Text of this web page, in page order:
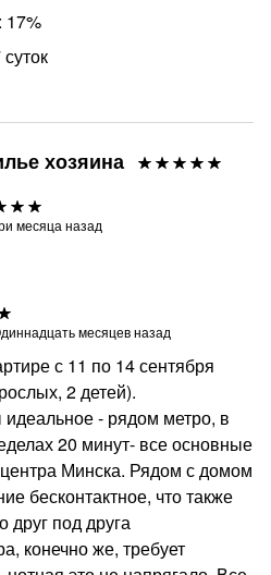
17%
хозяина
месяца назад
месяцев назад
с 11 по 14 сентября
2 детей).
- рядом метро, в
20 минут- все основные
Минска. Рядом с домом
бесконтактное, что также
друг под друга
конечно же, требует